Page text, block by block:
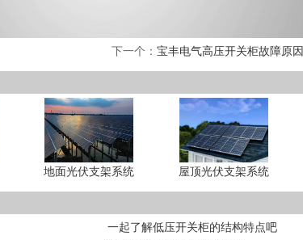
下一个： 宝丰电气高压开关柜故障原因
地面光伏支架系统 屋顶光伏支架系统
一起了解低压开关柜的结构特点吧